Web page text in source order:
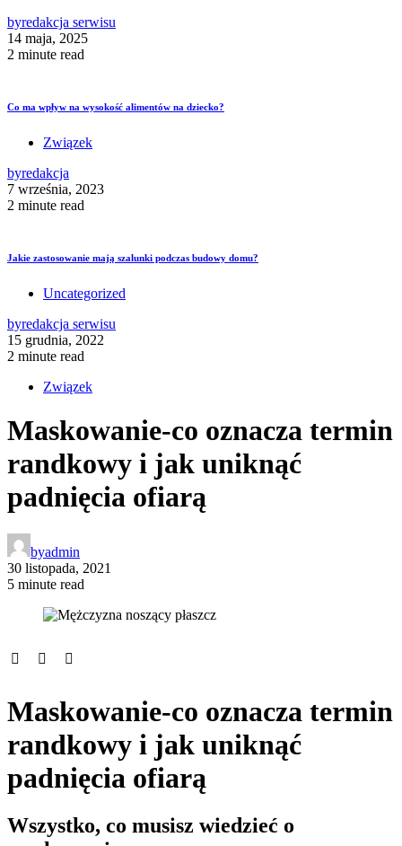
byredakcja serwisu
14 maja, 2025
2 minute read
Co ma wpływ na wysokość alimentów na dziecko?
Związek
byredakcja
7 września, 2023
2 minute read
Jakie zastosowanie mają szalunki podczas budowy domu?
Uncategorized
byredakcja serwisu
15 grudnia, 2022
2 minute read
Związek
Maskowanie-co oznacza termin
randkowy i jak uniknąć
padnięcia ofiarą
byadmin
30 listopada, 2021
5 minute read
Maskowanie-co oznacza termin
randkowy i jak uniknąć
padnięcia ofiarą
Wszystko, co musisz wiedzieć o